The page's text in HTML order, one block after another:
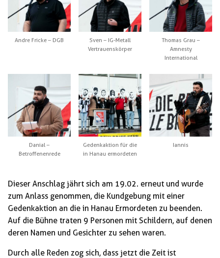
Andre Fricke – DGB
Sven – IG-Metall
Vertrauenskörper
Thomas Grau –
Amnesty
International
Danial –
Betroffenenrede
Gedenkaktion für die
in Hanau ermordeten
Iannis
Dieser Anschlag jährt sich am 19.02. erneut und wurde
zum Anlass genommen, die Kundgebung mit einer
Gedenkaktion an die in Hanau Ermordeten zu beenden.
Auf die Bühne traten 9 Personen mit Schildern, auf denen
deren Namen und Gesichter zu sehen waren.
Durch alle Reden zog sich, dass jetzt die Zeit ist